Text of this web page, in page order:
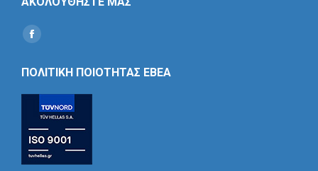
Find us on:
Social
ΠΟΛΙΤΙΚΗ ΠΟΙΟΤΗΤΑΣ ΕΒΕΑ